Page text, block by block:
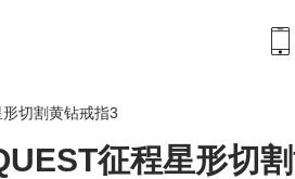
切割黄钻戒指3
征程星形切